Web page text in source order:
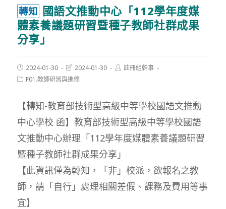
轉知 國語文推動中心「112學年度媒
體素養議題研習暨種子教師社群成果
分享」
Post
published:
2024-01-30
Post
last
modified:
2024-01-30
Post註冊組幹事
PostF01.教師研習與進修
【轉知-教育部技術型高級中等學校國語文推動
中心學校 函】教育部技術型高級中等學校國語
文推動中心辦理「112學年度媒體素養議題研習
暨種子教師社群成果分享」
【此資訊僅為轉知，「非」校派，欲報名之教
師，請「自行」處理相關差假、課務及費用等事
宜】